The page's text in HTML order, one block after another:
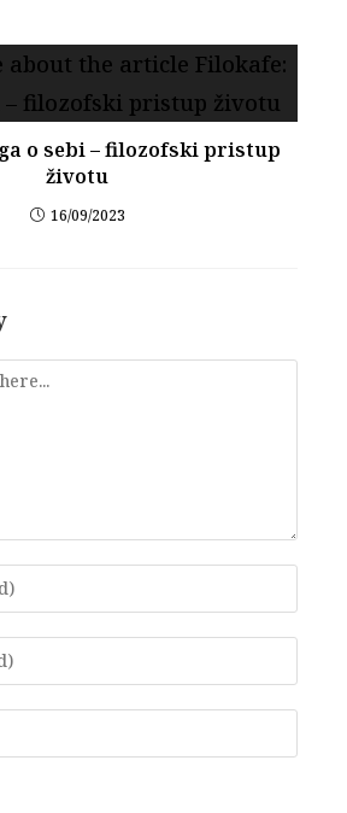
o sebi – filozofski pristup
životu
16/09/2023